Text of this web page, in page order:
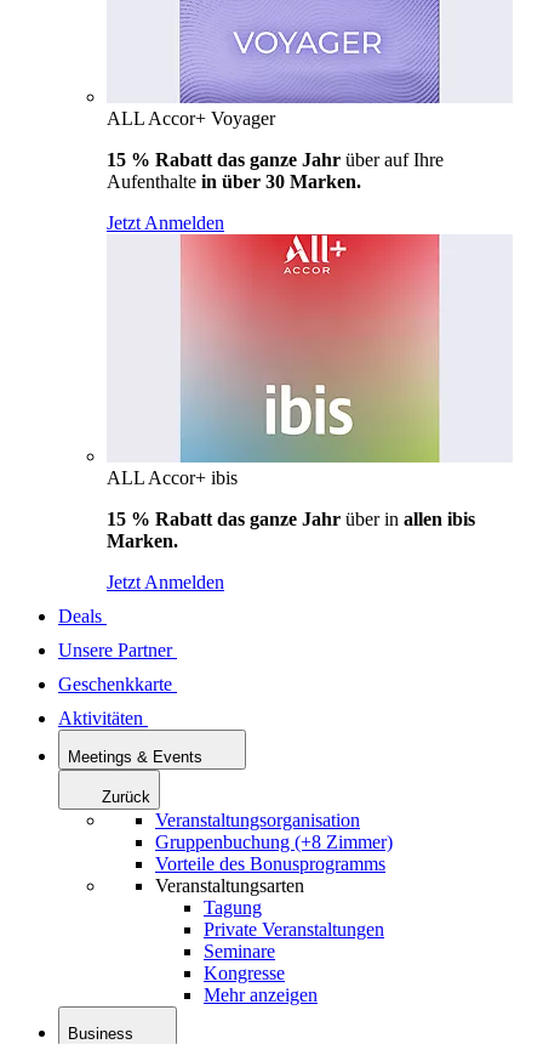
ALL Accor+ Voyager
15 % Rabatt das ganze Jahr über auf Ihre
Aufenthalte in über 30 Marken.
Jetzt Anmelden
ALL Accor+ ibis
15 % Rabatt das ganze Jahr über in allen ibis
Marken.
Jetzt Anmelden
Deals
Unsere Partner
Geschenkkarte
Aktivitäten
Meetings & Events
Zurück
Veranstaltungsorganisation
Gruppenbuchung (+8 Zimmer)
Vorteile des Bonusprogramms
Veranstaltungsarten
Tagung
Private Veranstaltungen
Seminare
Kongresse
Mehr anzeigen
Business